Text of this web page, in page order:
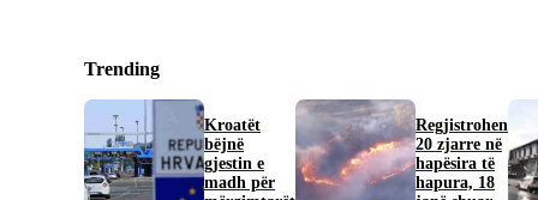
Trending
Kroatët
bëjnë
gjestin e
madh për
Regjistrohen
20 zjarre në
hapësira të
hapura, 18